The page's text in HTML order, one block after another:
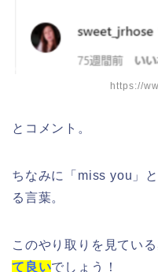
https://
とコメント。
ちなみに「miss you」
る言葉。
このやり取りを見てい
て良いでしょう！